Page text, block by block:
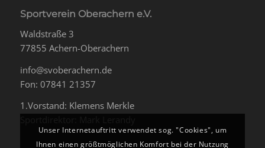
Sportverein Oberachern e.V.
Waldstraße 3
77855 Achern-Oberachern
info@svoberachern.de
Fon: 07841 21357
1.Vorstand: Klemens Merkle
Unser Internetauftritt verwendet sog. "Cookies", um
Ihnen einen größtmöglichen Komfort bei der Nutzung